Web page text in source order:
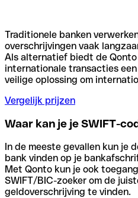
Traditionele banken
overschrijvingen vaak
Als alternatief biedt de Qonto
internationale transacties
veilige oplossing om
Vergelijk prijzen
Waar kan je je SWIFT-
In de meeste gevallen kun je
bank vinden op je
Met Qonto kun je ook
SWIFT/BIC-zoeker om de
geldoverschrijving te vinden.